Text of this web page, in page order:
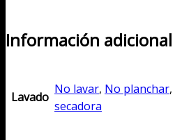
Información adicional
Lavado
No lavar, No planchar,
secadora